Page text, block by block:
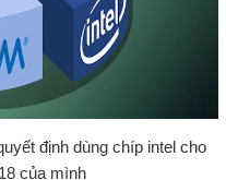
định dùng chíp intel cho
của mình